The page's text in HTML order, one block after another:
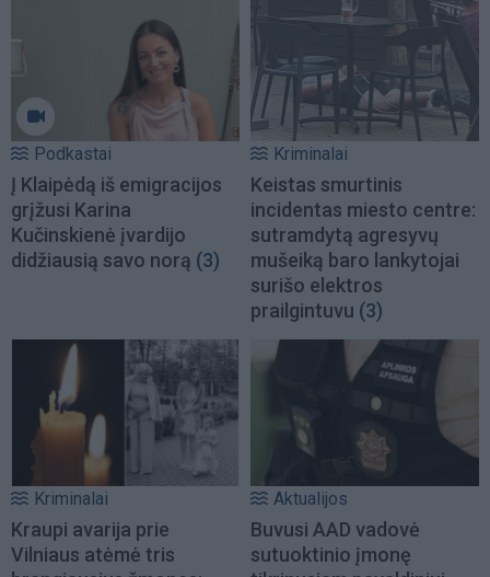
Podkastai
Į Klaipėdą iš emigracijos
grįžusi Karina
Kučinskienė įvardijo
didžiausią savo norą (3)
Kriminalai
Keistas smurtinis
incidentas miesto centre:
sutramdytą agresyvų
mušeiką baro lankytojai
surišo elektros
prailgintuvu (3)
Kriminalai
Kraupi avarija prie
Vilniaus atėmė tris
Aktualijos
Buvusi AAD vadovė
sutuoktinio įmonę